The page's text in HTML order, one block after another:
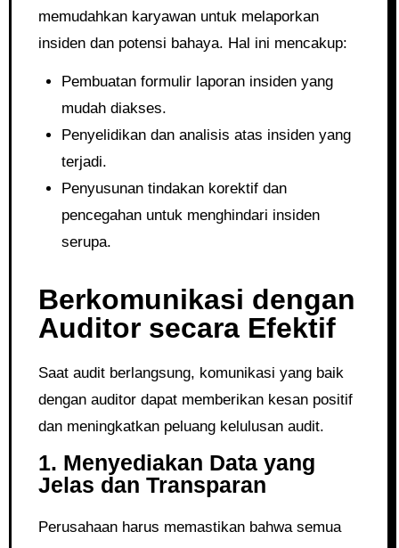
memudahkan karyawan untuk melaporkan
insiden dan potensi bahaya. Hal ini mencakup:
Pembuatan formulir laporan insiden yang
mudah diakses.
Penyelidikan dan analisis atas insiden yang
terjadi.
Penyusunan tindakan korektif dan
pencegahan untuk menghindari insiden
serupa.
Berkomunikasi dengan
Auditor secara Efektif
Saat audit berlangsung, komunikasi yang baik
dengan auditor dapat memberikan kesan positif
dan meningkatkan peluang kelulusan audit.
1. Menyediakan Data yang
Jelas dan Transparan
Perusahaan harus memastikan bahwa semua